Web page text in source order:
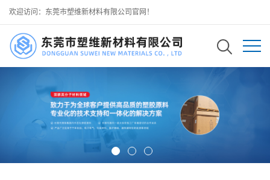
欢迎访问：东莞市塑维新材料有限公司官网！